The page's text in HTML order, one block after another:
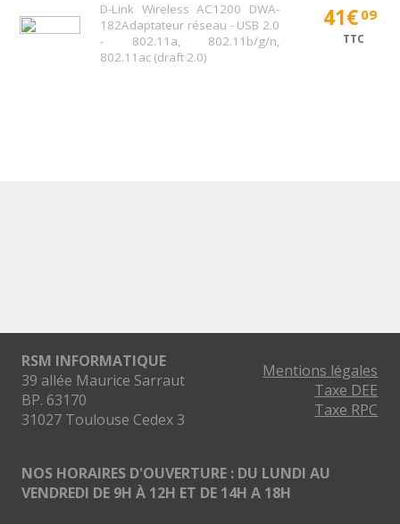
D-Link Wireless AC1200 DWA-
182Adaptateur réseau - USB 2.0
- 802.11a, 802.11b/g/n,
802.11ac (draft 2.0)
41€ 09
TTC
RSM INFORMATIQUE
39 allée Maurice Sarraut
BP. 63170
31027 Toulouse Cedex 3
Mentions légales
Taxe DEE
Taxe RPC
NOS HORAIRES D'OUVERTURE : DU LUNDI AU
VENDREDI DE 9H À 12H ET DE 14H A 18H